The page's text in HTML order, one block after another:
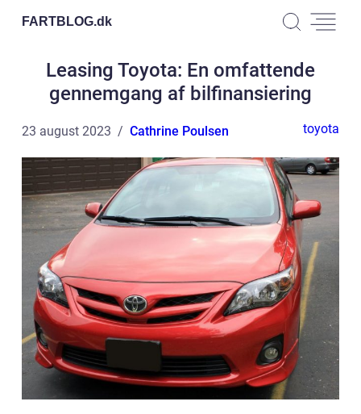
FARTBLOG.dk
Leasing Toyota: En omfattende
gennemgang af bilfinansiering
23 august 2023 Cathrine Poulsen toyota